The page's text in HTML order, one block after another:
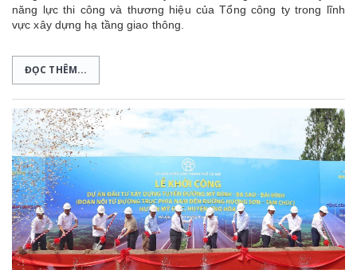
năng lực thi công và thương hiệu của Tổng công ty trong lĩnh
vực xây dựng hạ tầng giao thông.
ĐỌC THÊM...